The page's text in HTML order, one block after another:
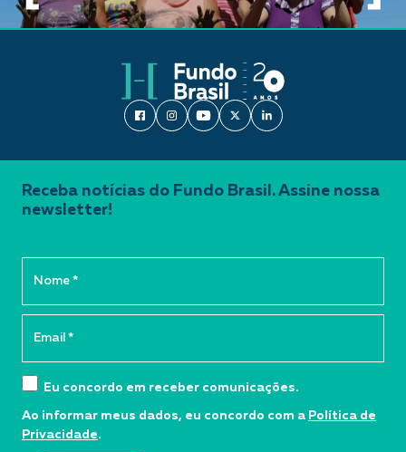
Receba notícias do Fundo Brasil. Assine nossa
newsletter!
Eu concordo em receber comunicações.
Ao informar meus dados, eu concordo com a Política de
Privacidade.